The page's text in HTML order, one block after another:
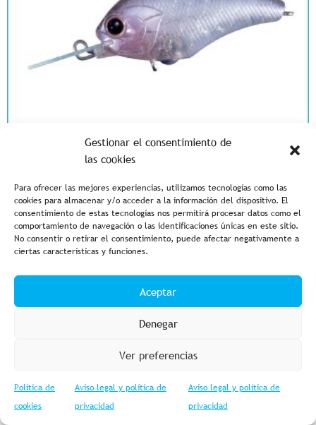
Gestionar el consentimiento de
las cookies
Para ofrecer las mejores experiencias, utilizamos tecnologías como las
cookies para almacenar y/o acceder a la información del dispositivo. El
consentimiento de estas tecnologías nos permitirá procesar datos como el
comportamiento de navegación o las identificaciones únicas en este sitio.
No consentir o retirar el consentimiento, puede afectar negativamente a
ciertas características y funciones.
Aceptar
Denegar
Ver preferencias
Política de
cookies
Aviso legal y política de
privacidad
Aviso legal y política de
privacidad